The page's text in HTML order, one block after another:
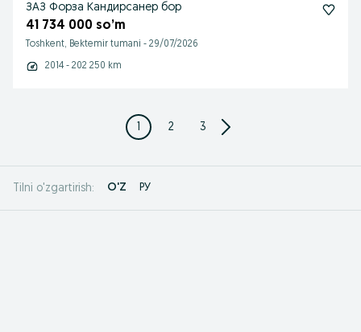
ЗАЗ Форза Кандирсанер бор
41 734 000 so’m
Toshkent, Bektemir tumani - 29/07/2026
2014 - 202 250 km
1 2 3
Tilni o'zgartirish: O'Z РУ